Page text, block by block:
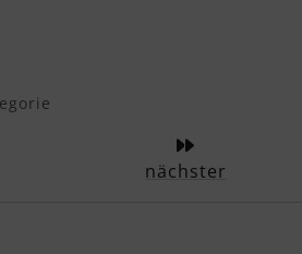
innerhalb dieser Kategorie
nächster